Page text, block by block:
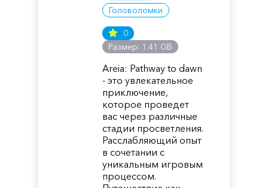
Головоломки
0
Размер: 1.41 GB
Areia: Pathway to dawn
- это увлекательное
приключение,
которое проведет
вас через различные
стадии просветления.
Расслабляющий опыт
в сочетании с
уникальным игровым
процессом.